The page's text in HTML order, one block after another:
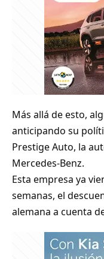
Más allá de esto,
anticipando su
Prestige Auto, la
Mercedes-Benz.
Esta empresa ya
semanas, el
alemana a cuenta